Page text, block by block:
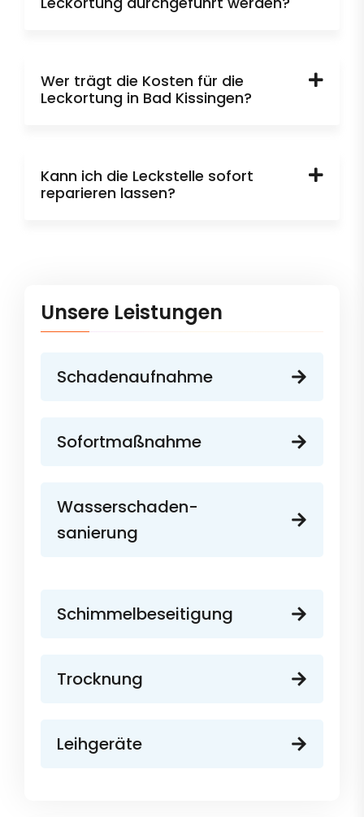
Wer trägt die Kosten für die
Leckortung in Bad Kissingen?
Kann ich die Leckstelle sofort
reparieren lassen?
Unsere Leistungen
Schadenaufnahme
Sofortmaßnahme
Wasserschaden-
sanierung
Schimmelbeseitigung
Trocknung
Leihgeräte